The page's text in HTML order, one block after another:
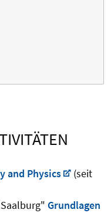
and Physics
(seit
Grundlagen